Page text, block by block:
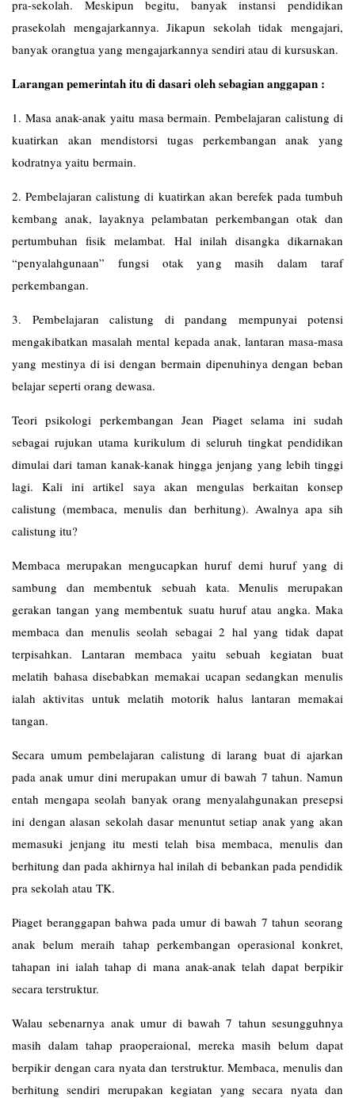
pra-sekolah. Meskipun begitu, banyak instansi pendidikan
prasekolah mengajarkannya. Jikapun sekolah tidak mengajari,
banyak orangtua yang mengajarkannya sendiri atau di kursuskan.
Larangan pemerintah itu di dasari oleh sebagian anggapan :
1. Masa anak-anak yaitu masa bermain. Pembelajaran calistung di
kuatirkan akan mendistorsi tugas perkembangan anak yang
kodratnya yaitu bermain.
2. Pembelajaran calistung di kuatirkan akan berefek pada tumbuh
kembang anak, layaknya pelambatan perkembangan otak dan
pertumbuhan fisik melambat. Hal inilah disangka dikarnakan
“penyalahgunaan” fungsi otak yang masih dalam taraf
perkembangan.
3. Pembelajaran calistung di pandang mempunyai potensi
mengakibatkan masalah mental kepada anak, lantaran masa-masa
yang mestinya di isi dengan bermain dipenuhinya dengan beban
belajar seperti orang dewasa.
Teori psikologi perkembangan Jean Piaget selama ini sudah
sebagai rujukan utama kurikulum di seluruh tingkat pendidikan
dimulai dari taman kanak-kanak hingga jenjang yang lebih tinggi
lagi. Kali ini artikel saya akan mengulas berkaitan konsep
calistung (membaca, menulis dan berhitung). Awalnya apa sih
calistung itu?
Membaca merupakan mengucapkan huruf demi huruf yang di
sambung dan membentuk sebuah kata. Menulis merupakan
gerakan tangan yang membentuk suatu huruf atau angka. Maka
membaca dan menulis seolah sebagai 2 hal yang tidak dapat
terpisahkan. Lantaran membaca yaitu sebuah kegiatan buat
melatih bahasa disebabkan memakai ucapan sedangkan menulis
ialah aktivitas untuk melatih motorik halus lantaran memakai
tangan.
Secara umum pembelajaran calistung di larang buat di ajarkan
pada anak umur dini merupakan umur di bawah 7 tahun. Namun
entah mengapa seolah banyak orang menyalahgunakan presepsi
ini dengan alasan sekolah dasar menuntut setiap anak yang akan
memasuki jenjang itu mesti telah bisa membaca, menulis dan
berhitung dan pada akhirnya hal inilah di bebankan pada pendidik
pra sekolah atau TK.
Piaget beranggapan bahwa pada umur di bawah 7 tahun seorang
anak belum meraih tahap perkembangan operasional konkret,
tahapan ini ialah tahap di mana anak-anak telah dapat berpikir
secara terstruktur.
Walau sebenarnya anak umur di bawah 7 tahun sesungguhnya
masih dalam tahap praoperaional, mereka masih belum dapat
berpikir dengan cara nyata dan terstruktur. Membaca, menulis dan
berhitung sendiri merupakan kegiatan yang secara nyata dan